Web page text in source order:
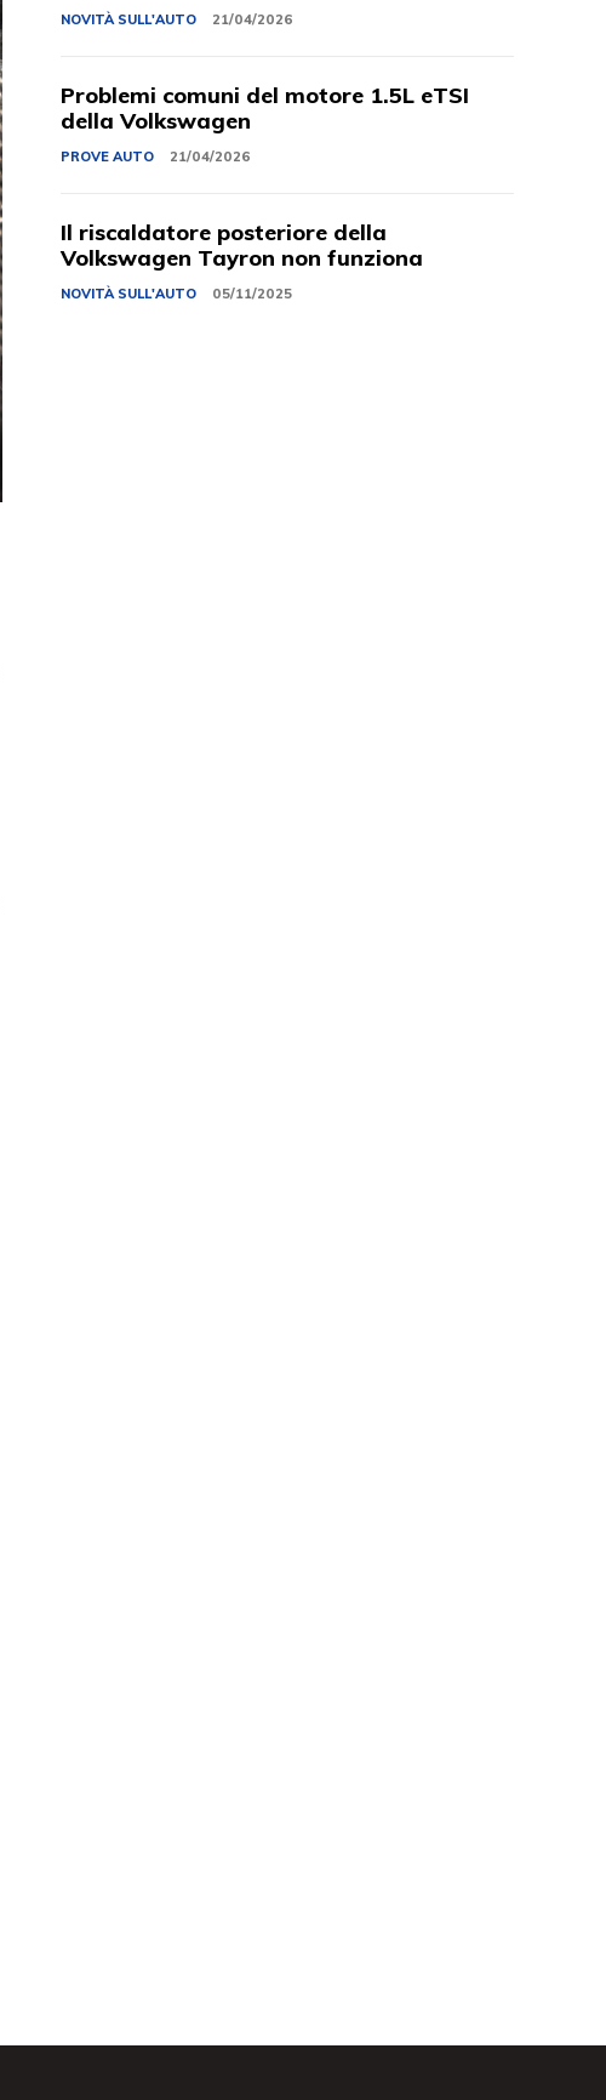
NOVITÀ SULL'AUTO 21/04/2026
Problemi comuni del motore 1.5L eTSI
della Volkswagen
PROVE AUTO 21/04/2026
Il riscaldatore posteriore della
Volkswagen Tayron non funziona
NOVITÀ SULL'AUTO 05/11/2025